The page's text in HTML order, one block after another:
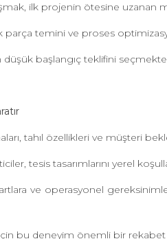
ilk projenin ötesine uzanan
parça temini ve proses
başlangıç teklifini
tahıl özellikleri ve müşteri
tesis tasarımlarını yerel
ve operasyonel
bu deneyim önemli bir rekabet